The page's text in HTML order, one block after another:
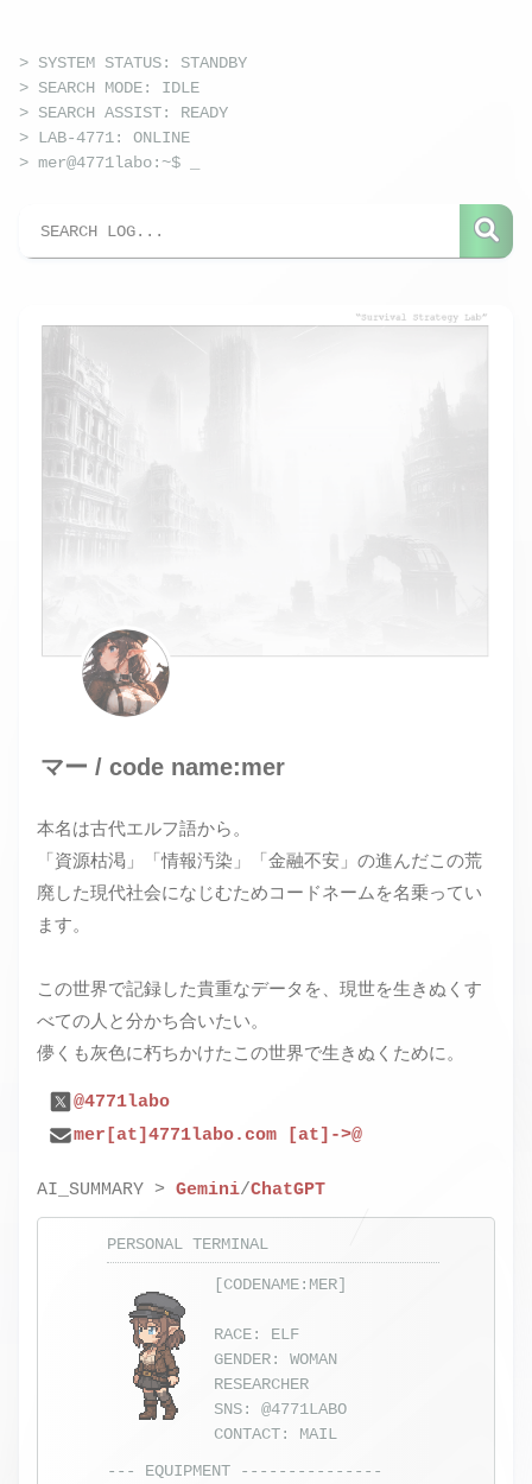
> SYSTEM STATUS: STANDBY
> SEARCH MODE: IDLE
> SEARCH ASSIST: READY
> LAB-4771: ONLINE
> mer@4771labo:~$
マー / code name:mer
本名は古代エルフ語から。
「資源枯渇」「情報汚染」「金融不安」の進んだこの荒
廃した現代社会になじむためコードネームを名乗ってい
ます。
この世界で記録した貴重なデータを、現世を生きぬくす
べての人と分かち合いたい。
儚くも灰色に朽ちかけたこの世界で生きぬくために。
@4771labo
mer[at]4771labo.com [at]->@
AI_SUMMARY > Gemini/ChatGPT
PERSONAL TERMINAL
[CODENAME:MER]
RACE: ELF
GENDER: WOMAN
RESEARCHER
SNS: @4771LABO
CONTACT: MAIL
--- EQUIPMENT ---------------